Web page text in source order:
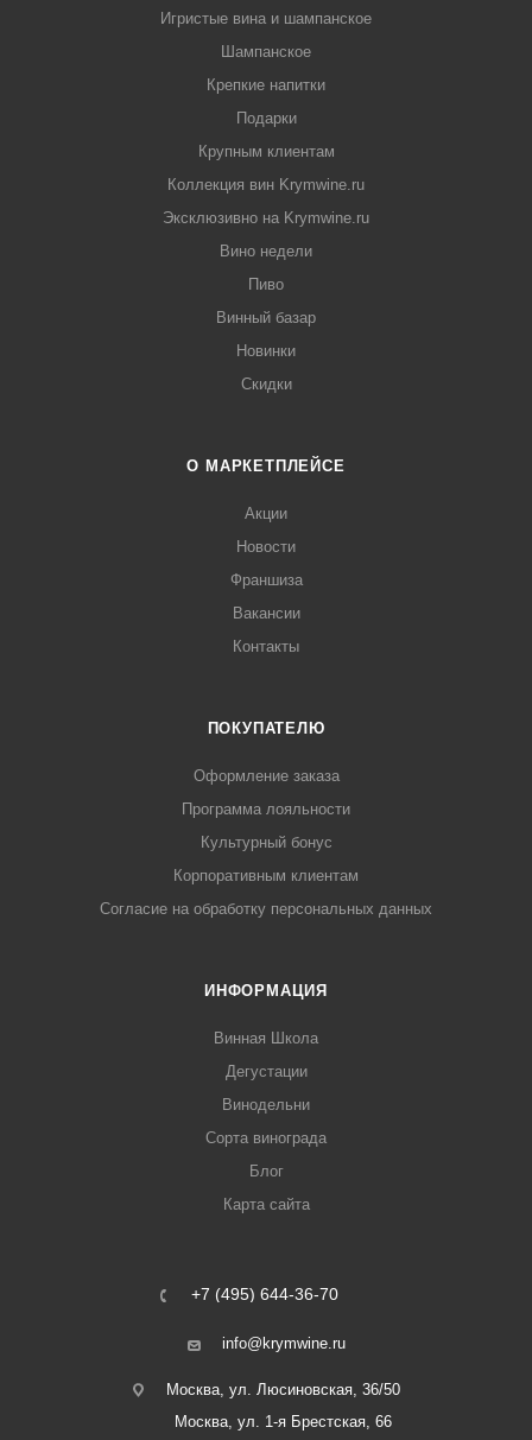
Игристые вина и шампанское
Шампанское
Крепкие напитки
Подарки
Крупным клиентам
Коллекция вин Krymwine.ru
Эксклюзивно на Krymwine.ru
Вино недели
Пиво
Винный базар
Новинки
Скидки
О МАРКЕТПЛЕЙСЕ
Акции
Новости
Франшиза
Вакансии
Контакты
ПОКУПАТЕЛЮ
Оформление заказа
Программа лояльности
Культурный бонус
Корпоративным клиентам
Согласие на обработку персональных данных
ИНФОРМАЦИЯ
Винная Школа
Дегустации
Винодельни
Сорта винограда
Блог
Карта сайта
+7 (495) 644-36-70
info@krymwine.ru
Москва, ул. Люсиновская, 36/50
Москва, ул. 1-я Брестская, 66